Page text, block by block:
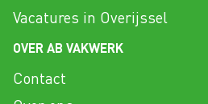
Vacatures in Overijssel
OVER AB VAKWERK
Contact